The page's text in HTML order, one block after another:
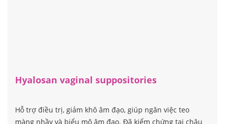
Hyalosan vaginal suppositories
Hỗ trợ điều trị, giảm khô âm đạo, giúp ngăn việc teo
màng nhầy và biểu mô âm đạo. Đã kiểm chứng tại châu